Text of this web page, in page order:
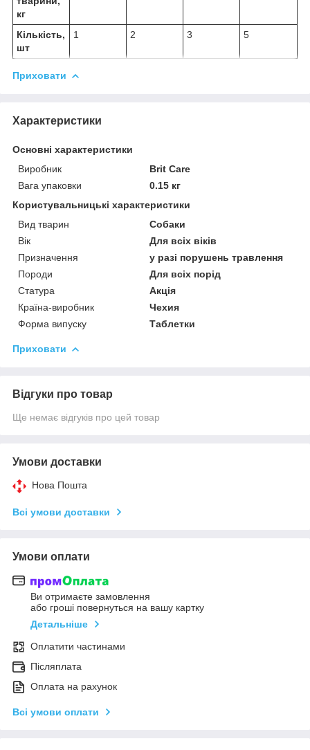
кг
Кількість,
шт
1 2 3 5
Приховати
Характеристики
Основні характеристики
Виробник
Brit Care
Вага упаковки
0.15 кг
Користувальницькі характеристики
Вид тварин
Собаки
Вік
Для всіх віків
Призначення
у разі порушень травлення
Породи
Для всіх порід
Статура
Акція
Країна-виробник
Чехия
Форма випуску
Таблетки
Приховати
Відгуки про товар
Ще немає відгуків про цей товар
Умови доставки
Нова Пошта
Всі умови доставки
Умови оплати
Ви отримаєте замовлення
або гроші повернуться на вашу картку
Детальніше
Оплатити частинами
Післяплата
Оплата на рахунок
Всі умови оплати